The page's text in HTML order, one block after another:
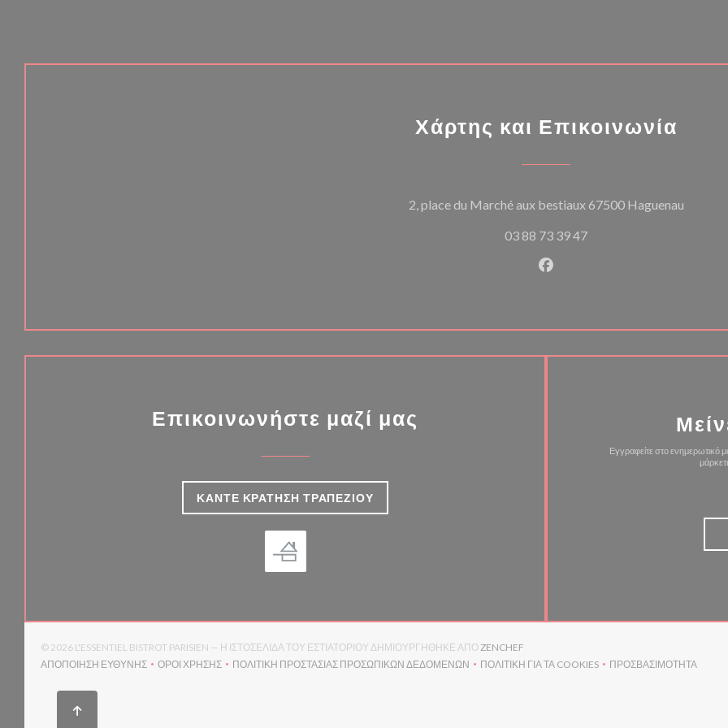
Χάρτης και Επικοινωνία
2, place du Marché aux bestiaux 67500 Haguenau
03 88 73 39 47
Facebook ((ανοίγει σε νέο
Επικοινωνήστε μαζί μας
ΚΆΝΤΕ ΚΡΆΤΗΣΗ ΤΡΑΠΕΖΙΟΎ
Εγγραφείτε στο ενημερωτικό
© 2026 L'ESSENTIEL BISTROT PARISIEN — Η ΙΣΤΟΣΕΛΊΔΑ ΤΟΥ ΕΣΤΙΑΤΟΡΊΟΥ ΔΗΜΙΟΥΡΓΉΘΗΚΕ ΑΠΌZENCHEF
ΑΠΟΠΟΊΗΣΗ ΕΥΘΎΝΗΣ
((ΑΝΟΊΓΕΙ ΣΕ ΝΈΟ ΠΑΡΆΘΥΡΟ))
ΌΡΟΙ ΧΡΉΣΗΣ
((ΑΝΟΊΓΕΙ ΣΕ ΝΈΟ ΠΑΡΆΘΥΡΟ))
ΠΟΛΙΤΙΚΉ ΠΡΟΣΤΑΣΊΑΣ ΠΡΟΣΩΠΙΚΏΝ ΔΕΔΟΜΈΝΩΝ
((ΑΝΟΊΓΕΙ ΣΕ ΝΈΟ ΠΑΡΆΘΥΡΟ))
ΠΟΛΙΤΙΚΉ ΓΙΑ ΤΑ COOKIES
((ΑΝΟΊΓΕΙ ΣΕ ΝΈΟ ΠΑΡΆΘΥΡΟ))
ΠΡΟΣΒΑΣΙΜΌΤΗΤΑ
((ΑΝΟΊΓΕΙ ΣΕ